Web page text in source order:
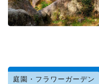
庭園・フラワーガーデン